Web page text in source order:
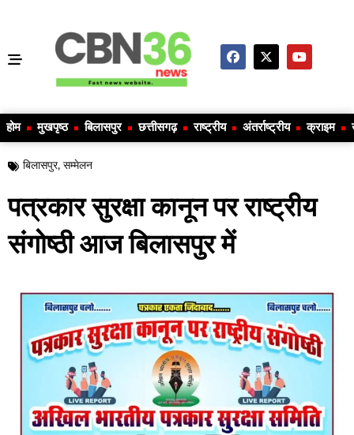
होम मुखपृष्ठ बिलासपुर छत्तीसगढ़ राष्ट्रीय अंतर्राष्ट्रीय क्राइम
बिलासपुर, सम्मेलन
पत्रकार सुरक्षा कानून पर राष्ट्रीय
संगोष्ठी आज बिलासपुर में